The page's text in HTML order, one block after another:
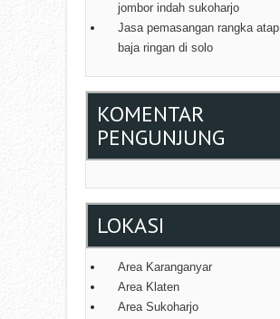
jombor indah sukoharjo
Jasa pemasangan rangka atap
baja ringan di solo
KOMENTAR
PENGUNJUNG
LOKASI
Area Karanganyar
Area Klaten
Area Sukoharjo